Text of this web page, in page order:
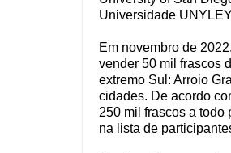
Universidade
Em novembro de
vender 50 mil frascos
extremo Sul: Arroio
cidades. De acordo
250 mil frascos a
na lista de